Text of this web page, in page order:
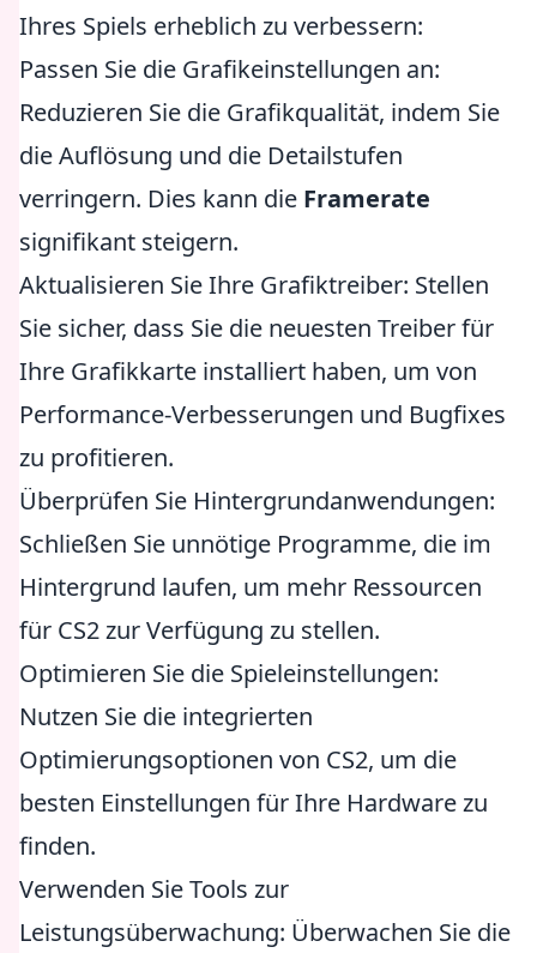
Ihres Spiels erheblich zu verbessern:
Passen Sie die Grafikeinstellungen an:
Reduzieren Sie die Grafikqualität, indem Sie
die Auflösung und die Detailstufen
verringern. Dies kann die Framerate
signifikant steigern.
Aktualisieren Sie Ihre Grafiktreiber: Stellen
Sie sicher, dass Sie die neuesten Treiber für
Ihre Grafikkarte installiert haben, um von
Performance-Verbesserungen und Bugfixes
zu profitieren.
Überprüfen Sie Hintergrundanwendungen:
Schließen Sie unnötige Programme, die im
Hintergrund laufen, um mehr Ressourcen
für CS2 zur Verfügung zu stellen.
Optimieren Sie die Spieleinstellungen:
Nutzen Sie die integrierten
Optimierungsoptionen von CS2, um die
besten Einstellungen für Ihre Hardware zu
finden.
Verwenden Sie Tools zur
Leistungsüberwachung: Überwachen Sie die